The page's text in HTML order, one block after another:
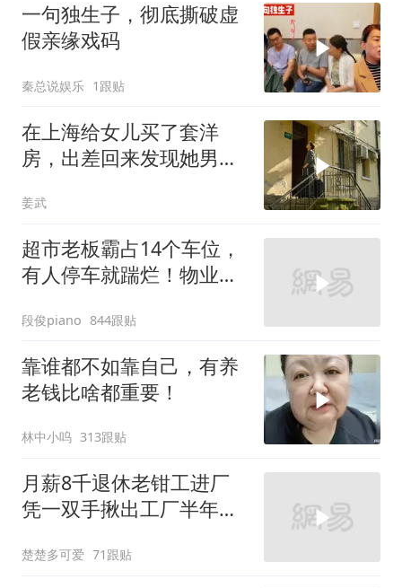
一句独生子，彻底撕破虚
假亲缘戏码
秦总说娱乐 1跟贴
在上海给女儿买了套洋
房，出差回来发现她男友
姜武
超市老板霸占14个车位，
有人停车就踹烂！物业表
段俊piano 844跟贴
靠谁都不如靠自己，有养
老钱比啥都重要！
林中小呜 313跟贴
月薪8千退休老钳工进厂
凭一双手揪出工厂半年无
楚楚多可爱 71跟贴